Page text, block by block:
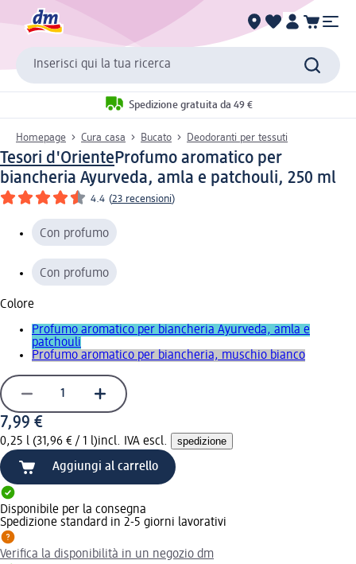
Inserisci qui la tua ricerca
Spedizione gratuita da 49 €
Homepage Cura casa Bucato Deodoranti per tessuti
Tesori d'OrienteProfumo aromatico per
biancheria Ayurveda, amla e patchouli, 250 ml
4.4 (23 recensioni)
Con profumo
Con profumo
Colore
Profumo aromatico per biancheria Ayurveda, amla e
patchouli
Profumo aromatico per biancheria, muschio bianco
7,99 €
0,25 l (31,96 € / 1 l)incl. IVA escl. spedizione
Aggiungi al carrello
Disponibile per la consegna
Spedizione standard in 2-5 giorni lavorativi
Verifica la disponibilità in un negozio dm